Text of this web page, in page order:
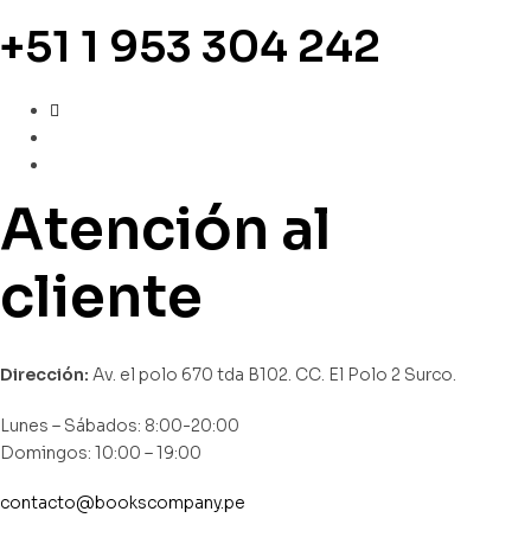
+51 1 953 304 242
Atención al
cliente
Dirección: Av. el polo 670 tda B102. CC. El Polo 2 Surco.
Lunes – Sábados: 8:00-20:00
Domingos: 10:00 – 19:00
contacto@bookscompany.pe